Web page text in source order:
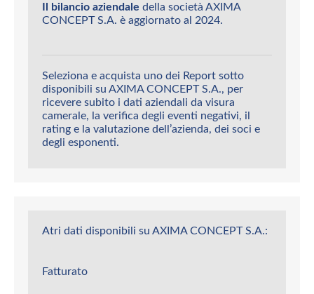
Il bilancio aziendale della società AXIMA
CONCEPT S.A. è aggiornato al 2024.
Seleziona e acquista uno dei Report sotto
disponibili su AXIMA CONCEPT S.A., per
ricevere subito i dati aziendali da visura
camerale, la verifica degli eventi negativi, il
rating e la valutazione dell’azienda, dei soci e
degli esponenti.
Atri dati disponibili su AXIMA CONCEPT S.A.:
Fatturato